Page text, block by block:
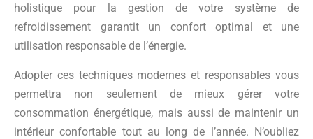
holistique pour la gestion de votre système de
refroidissement garantit un confort optimal et une
utilisation responsable de l’énergie.
Adopter ces techniques modernes et responsables vous
permettra non seulement de mieux gérer votre
consommation énergétique, mais aussi de maintenir un
intérieur confortable tout au long de l’année. N’oubliez